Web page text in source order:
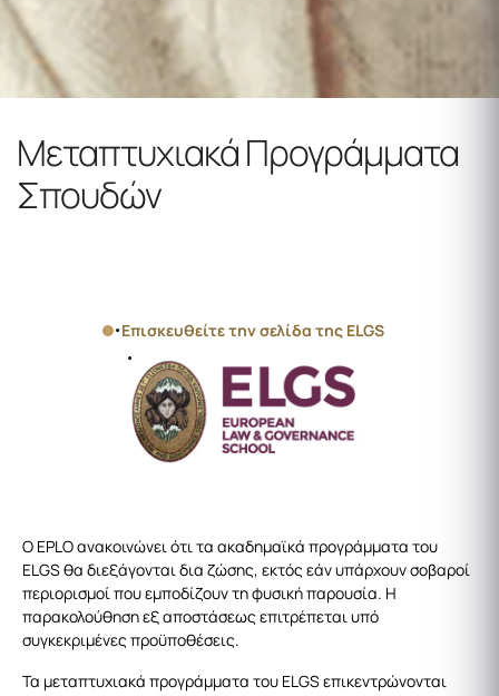
Μεταπτυχιακά Προγράμματα
Σπουδών
Επισκευθείτε την σελίδα της ELGS
Ο EPLO ανακοινώνει ότι τα ακαδημαϊκά προγράμματα του
ELGS θα διεξάγονται δια ζώσης, εκτός εάν υπάρχουν σοβαροί
περιορισμοί που εμποδίζουν τη φυσική παρουσία. Η
παρακολούθηση εξ αποστάσεως επιτρέπεται υπό
συγκεκριμένες προϋποθέσεις.
Τα μεταπτυχιακά προγράμματα του ELGS επικεντρώνονται